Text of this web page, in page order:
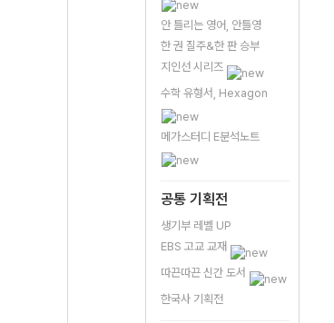
안 틀리는 영어, 안틀영
한 권 질주&한 판 승부
지인선 시리즈
수학 유형서, Hexagon
메가스터디 E분석노트
공통 기획전
생기부 레벨 UP
EBS 고교 교재
따끈따끈 신간 도서
한국사 기획전